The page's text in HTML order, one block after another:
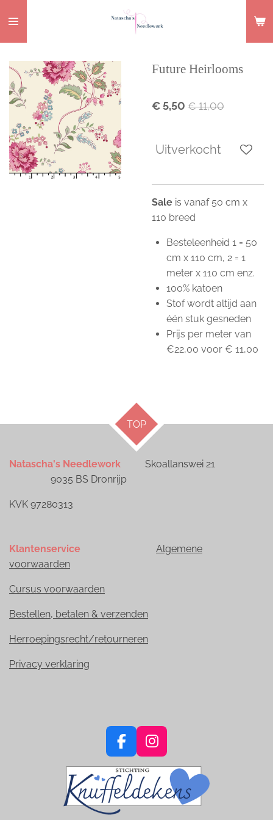
direct
naar
de
hoofdinhoud
Future Heirlooms
€ 5,50 € 11,00
Uitverkocht
Sale is vanaf 50 cm x
110 breed
Besteleenheid 1 = 50
cm x 110 cm, 2 = 1
meter x 110 cm enz.
100% katoen
Stof wordt altijd aan
één stuk gesneden
Prijs per meter van
€22,00 voor € 11,00
TOP
Natascha's Needlework
Skoallanswei 21
9035 BS Dronrijp
KVK 97280313
Klantenservice
Algemene
voorwaarden
Cursus voorwaarden
Bestellen, betalen & verzenden
Herroepingsrecht/retourneren
Privacy verklaring
F
c
e
b
I
s
t
a